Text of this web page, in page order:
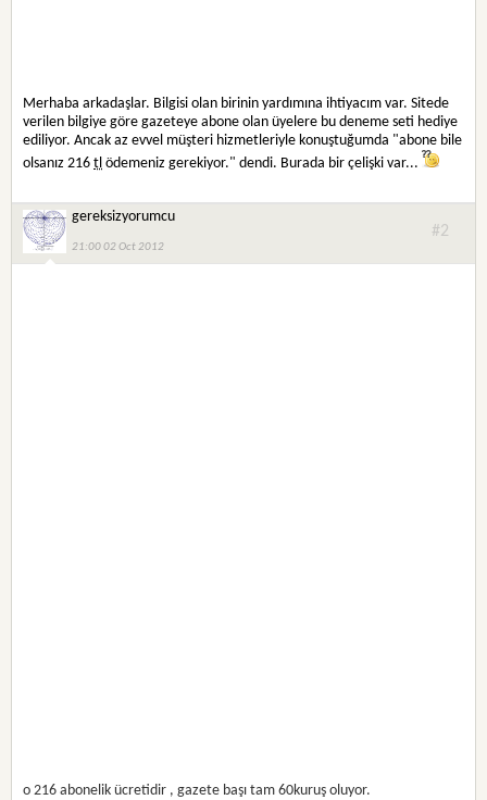
Merhaba arkadaşlar. Bilgisi olan birinin yardımına ihtiyacım var. Sitede
verilen bilgiye göre gazeteye abone olan üyelere bu deneme seti hediye
ediliyor. Ancak az evvel müşteri hizmetleriyle konuştuğumda "abone bile
olsanız 216tl ödemeniz gerekiyor." dendi. Burada bir çelişki var...
gereksizyorumcu
21:00 02 Oct 2012
#2
o 216 abonelik ücretidir , gazete başı tam 60kuruş oluyor.